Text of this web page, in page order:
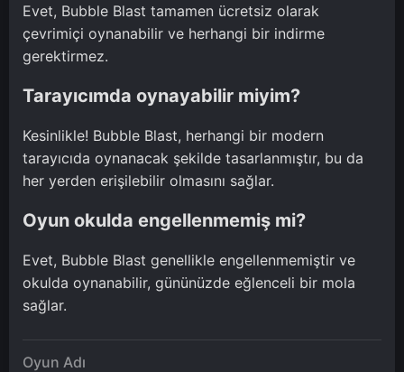
Evet, Bubble Blast tamamen ücretsiz olarak
çevrimiçi oynanabilir ve herhangi bir indirme
gerektirmez.
Tarayıcımda oynayabilir miyim?
Kesinlikle! Bubble Blast, herhangi bir modern
tarayıcıda oynanacak şekilde tasarlanmıştır, bu da
her yerden erişilebilir olmasını sağlar.
Oyun okulda engellenmemiş mi?
Evet, Bubble Blast genellikle engellenmemiştir ve
okulda oynanabilir, gününüzde eğlenceli bir mola
sağlar.
Oyun Adı